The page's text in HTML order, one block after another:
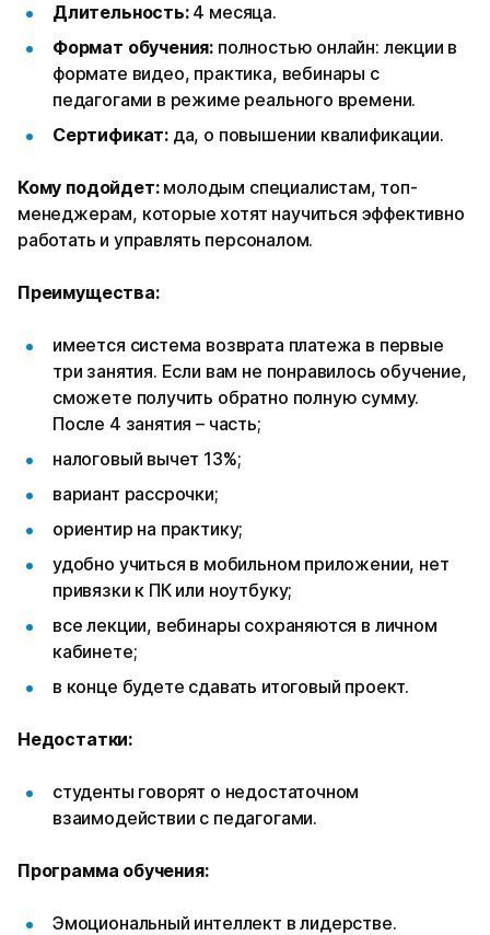
Длительность: 4 месяца.
Формат обучения: полностью онлайн: лекции в
формате видео, практика, вебинары с
педагогами в режиме реального времени.
Сертификат: да, о повышении квалификации.
Кому подойдет: молодым специалистам, топ-
менеджерам, которые хотят научиться эффективно
работать и управлять персоналом.
Преимущества:
имеется система возврата платежа в первые
три занятия. Если вам не понравилось обучение,
сможете получить обратно полную сумму.
После 4 занятия – часть;
налоговый вычет 13%;
вариант рассрочки;
ориентир на практику;
удобно учиться в мобильном приложении, нет
привязки к ПК или ноутбуку;
все лекции, вебинары сохраняются в личном
кабинете;
в конце будете сдавать итоговый проект.
Недостатки:
студенты говорят о недостаточном
взаимодействии с педагогами.
Программа обучения:
Эмоциональный интеллект в лидерстве.